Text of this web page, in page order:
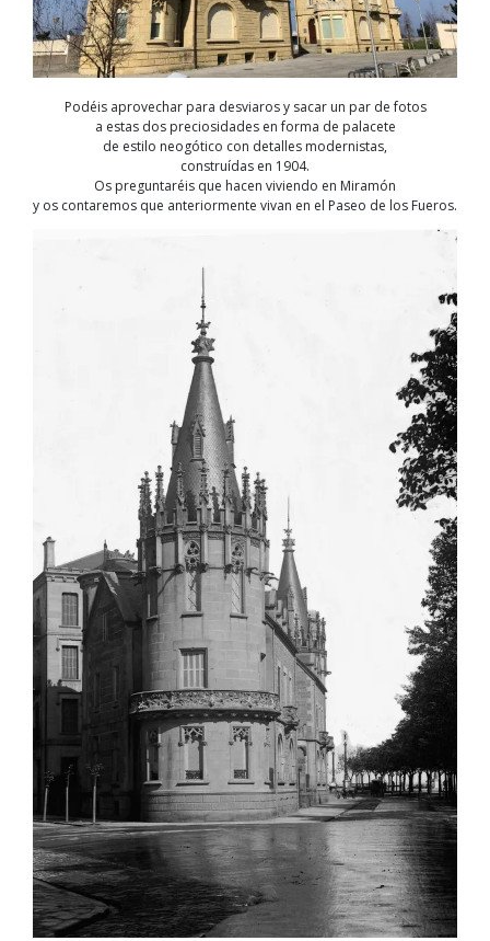
Podéis aprovechar para desviaros y sacar un par de fotos
a estas dos preciosidades en forma de palacete
de estilo neogótico con detalles modernistas,
construídas en 1904.
Os preguntaréis que hacen viviendo en Miramón
y os contaremos que anteriormente vivan en el Paseo de los Fueros.